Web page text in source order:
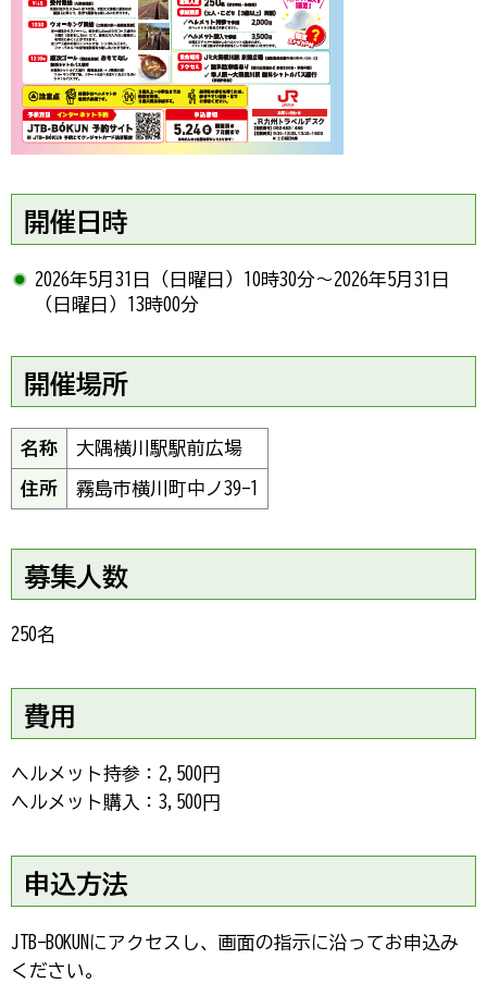
開催日時
2026年5月31日（日曜日）10時30分～2026年5月31日
（日曜日）13時00分
開催場所
名称 大隅横川駅駅前広場
住所 霧島市横川町中ノ39-1
募集人数
250名
費用
ヘルメット持参：2,500円
ヘルメット購入：3,500円
申込方法
JTB-BOKUNにアクセスし、画面の指示に沿ってお申込み
ください。